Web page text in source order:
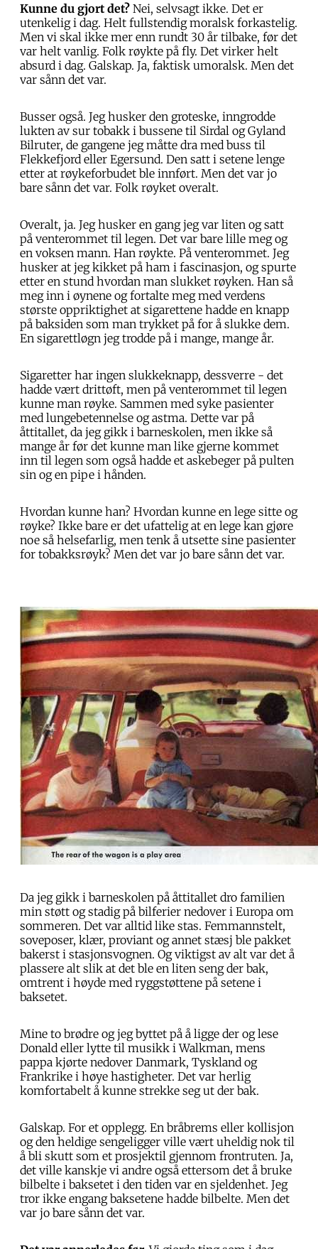
Kunne du gjort det? Nei, selvsagt ikke. Det er
utenkelig i dag. Helt fullstendig moralsk forkastelig.
Men vi skal ikke mer enn rundt 30 år tilbake, før det
var helt vanlig. Folk røykte på fly. Det virker helt
absurd i dag. Galskap. Ja, faktisk umoralsk. Men det
var sånn det var.
Busser også. Jeg husker den groteske, inngrodde
lukten av sur tobakk i bussene til Sirdal og Gyland
Bilruter, de gangene jeg måtte dra med buss til
Flekkefjord eller Egersund. Den satt i setene lenge
etter at røykeforbudet ble innført. Men det var jo
bare sånn det var. Folk røyket overalt.
Overalt, ja. Jeg husker en gang jeg var liten og satt
på venterommet til legen. Det var bare lille meg og
en voksen mann. Han røykte. På venterommet. Jeg
husker at jeg kikket på ham i fascinasjon, og spurte
etter en stund hvordan man slukket røyken. Han så
meg inn i øynene og fortalte meg med verdens
største oppriktighet at sigarettene hadde en knapp
på baksiden som man trykket på for å slukke dem.
En sigarettløgn jeg trodde på i mange, mange år.
Sigaretter har ingen slukkeknapp, dessverre - det
hadde vært drittøft, men på venterommet til legen
kunne man røyke. Sammen med syke pasienter
med lungebetennelse og astma. Dette var på
åttitallet, da jeg gikk i barneskolen, men ikke så
mange år før det kunne man like gjerne kommet
inn til legen som også hadde et askebeger på pulten
sin og en pipe i hånden.
Hvordan kunne han? Hvordan kunne en lege sitte og
røyke? Ikke bare er det ufattelig at en lege kan gjøre
noe så helsefarlig, men tenk å utsette sine pasienter
for tobakksrøyk? Men det var jo bare sånn det var.
Da jeg gikk i barneskolen på åttitallet dro familien
min støtt og stadig på bilferier nedover i Europa om
sommeren. Det var alltid like stas. Femmannstelt,
soveposer, klær, proviant og annet stæsj ble pakket
bakerst i stasjonsvognen. Og viktigst av alt var det å
plassere alt slik at det ble en liten seng der bak,
omtrent i høyde med ryggstøttene på setene i
baksetet.
Mine to brødre og jeg byttet på å ligge der og lese
Donald eller lytte til musikk i Walkman, mens
pappa kjørte nedover Danmark, Tyskland og
Frankrike i høye hastigheter. Det var herlig
komfortabelt å kunne strekke seg ut der bak.
Galskap. For et opplegg. En bråbrems eller kollisjon
og den heldige sengeligger ville vært uheldig nok til
å bli skutt som et prosjektil gjennom frontruten. Ja,
det ville kanskje vi andre også ettersom det å bruke
bilbelte i baksetet i den tiden var en sjeldenhet. Jeg
tror ikke engang baksetene hadde bilbelte. Men det
var jo bare sånn det var.